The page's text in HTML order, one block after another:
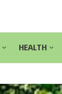
HEALTH